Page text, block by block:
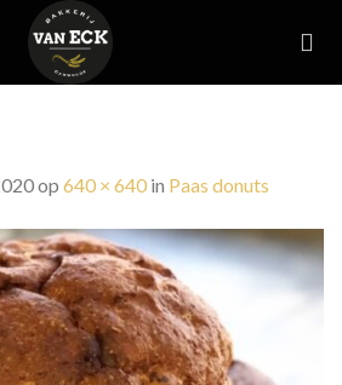
op 640 × 640 in Paas donuts